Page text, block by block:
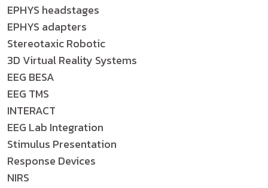
EPHYS headstages
EPHYS adapters
Stereotaxic Robotic
3D Virtual Reality Systems
EEG BESA
EEG TMS
INTERACT
EEG Lab Integration
Stimulus Presentation
Response Devices
NIRS